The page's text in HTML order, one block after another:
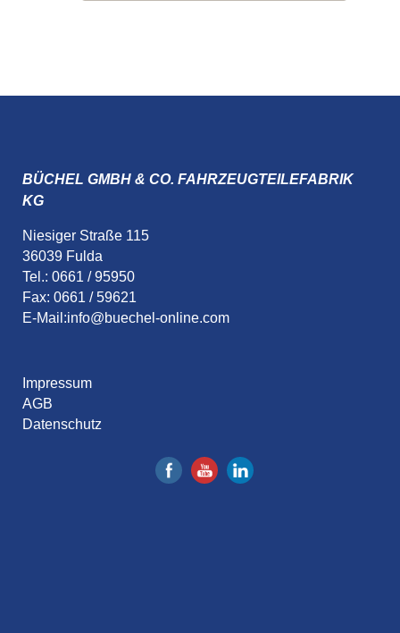
BÜCHEL GMBH & CO. FAHRZEUGTEILEFABRIK
KG
Niesiger Straße 115
36039 Fulda
Tel.: 0661 / 95950
Fax: 0661 / 59621
E-Mail:info@buechel-online.com
Impressum
AGB
Datenschutz